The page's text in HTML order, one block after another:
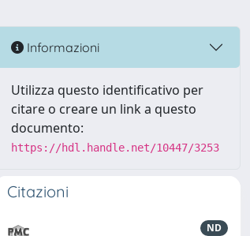
Informazioni
Utilizza questo identificativo per
citare o creare un link a questo
documento:
https://hdl.handle.net/10447/3253
Citazioni
ND